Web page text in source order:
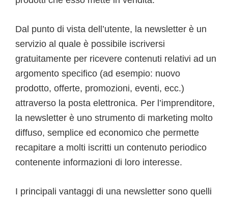
Dal punto di vista dell’utente, la newsletter è un
servizio al quale è possibile iscriversi
gratuitamente per ricevere contenuti relativi ad un
argomento specifico (ad esempio: nuovo
prodotto, offerte, promozioni, eventi, ecc.)
attraverso la posta elettronica. Per l’imprenditore,
la newsletter è uno strumento di marketing molto
diffuso, semplice ed economico che permette
recapitare a molti iscritti un contenuto periodico
contenente informazioni di loro interesse.
I principali vantaggi di una newsletter sono quelli